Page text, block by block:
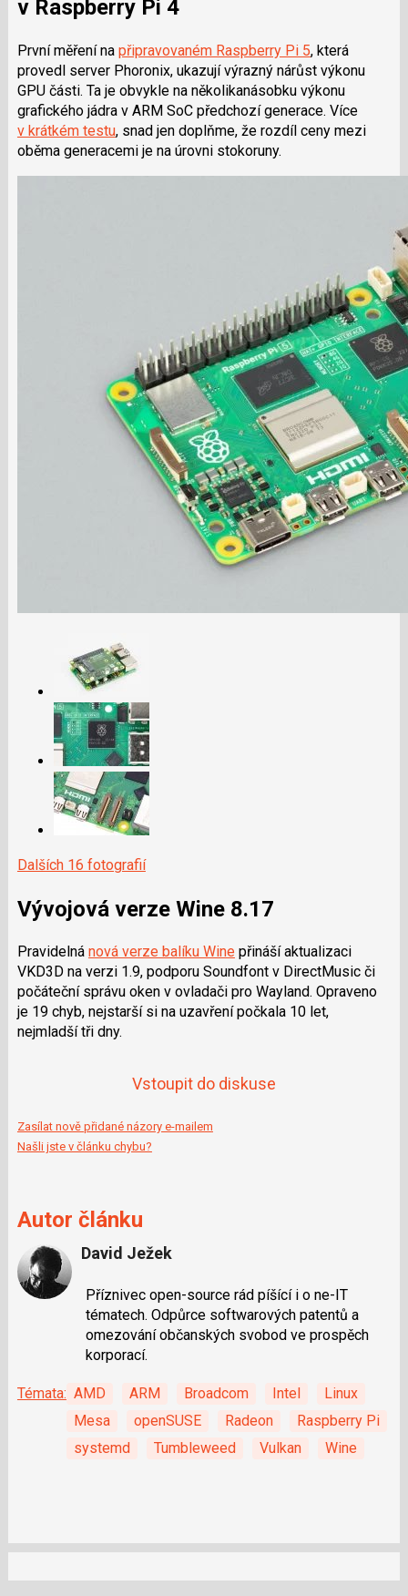
v Raspberry Pi 4
První měření na připravovaném Raspberry Pi 5, která
provedl server Phoronix, ukazují výrazný nárůst výkonu
GPU části. Ta je obvykle na několikanásobku výkonu
grafického jádra v ARM SoC předchozí generace. Více
v krátkém testu, snad jen doplňme, že rozdíl ceny mezi
oběma generacemi je na úrovni stokoruny.
Dalších 16 fotografií
Vývojová verze Wine 8.17
Pravidelná nová verze balíku Winepřináší aktualizaci
VKD3D na verzi 1.9, podporu Soundfont v DirectMusic či
počáteční správu oken v ovladači pro Wayland. Opraveno
je 19 chyb, nejstarší si na uzavření počkala 10 let,
nejmladší tři dny.
Vstoupit do diskuse
Zasílat nově přidané názory e-mailem
Našli jste v článku chybu?
Autor článku
David Ježek
Příznivec open-source rád píšící i o ne-IT
tématech. Odpůrce softwarových patentů a
omezování občanských svobod ve prospěch
korporací.
Témata: AMD ARM Broadcom Intel
Linux
Mesa
openSUSE Radeon
Raspberry Pi
systemd
Tumbleweed Vulkan Wine